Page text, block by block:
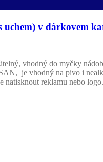
v dárkovem
vhodný do myčky
je vhodný na pivo i
natisknout reklamu nebo